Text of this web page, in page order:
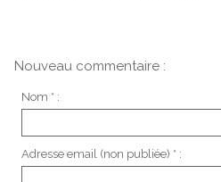
Nouveau commentaire :
Nom * :
Adresse email (non publiée) * :